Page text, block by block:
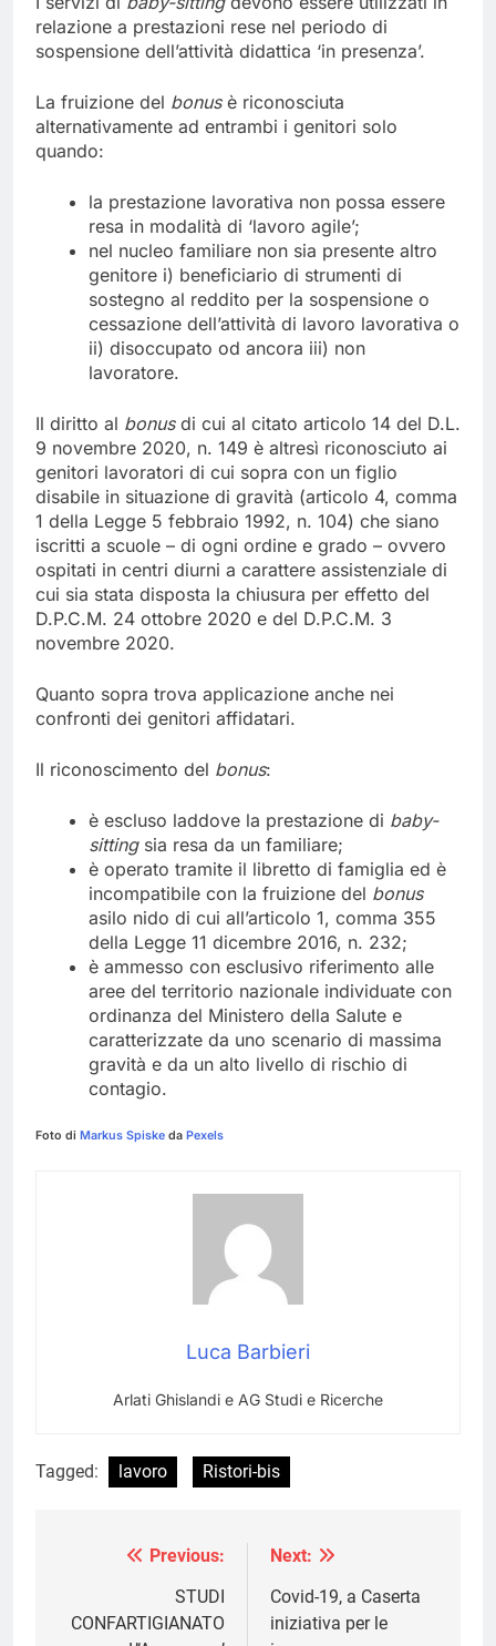
relazione a prestazioni rese nel periodo di
sospensione dell’attività didattica ‘in presenza’.
La fruizione del bonusè riconosciuta
alternativamente ad entrambi i genitori solo
quando:
la prestazione lavorativa non possa essere
resa in modalità di ‘lavoro agile’;
nel nucleo familiare non sia presente altro
genitore i) beneficiario di strumenti di
sostegno al reddito per la sospensione o
cessazione dell’attività di lavoro lavorativa o
ii) disoccupato od ancora iii) non
lavoratore.
Il diritto al bonusdi cui al citato articolo 14 del D.L.
9 novembre 2020, n. 149 è altresì riconosciuto ai
genitori lavoratori di cui sopra con un figlio
disabile in situazione di gravità (articolo 4, comma
1 della Legge 5 febbraio 1992, n. 104) che siano
iscritti a scuole – di ogni ordine e grado – ovvero
ospitati in centri diurni a carattere assistenziale di
cui sia stata disposta la chiusura per effetto del
D.P.C.M. 24 ottobre 2020 e del D.P.C.M. 3
novembre 2020.
Quanto sopra trova applicazione anche nei
confronti dei genitori affidatari.
Il riconoscimento del bonus:
è escluso laddove la prestazione di baby-
sittingsia resa da un familiare;
è operato tramite il libretto di famiglia ed è
incompatibile con la fruizione del bonus
asilo nido di cui all’articolo 1, comma 355
della Legge 11 dicembre 2016, n. 232;
è ammesso con esclusivo riferimento alle
aree del territorio nazionale individuate con
ordinanza del Ministero della Salute e
caratterizzate da uno scenario di massima
gravità e da un alto livello di rischio di
contagio.
Foto di Markus Spiske da Pexels
Luca Barbieri
Arlati Ghislandi e AG Studi e Ricerche
Tagged: lavoro Ristori-bis
Navigazione
Previous:
STUDI
CONFARTIGIANATO
Next:
Covid-19, a Caserta
iniziativa per le